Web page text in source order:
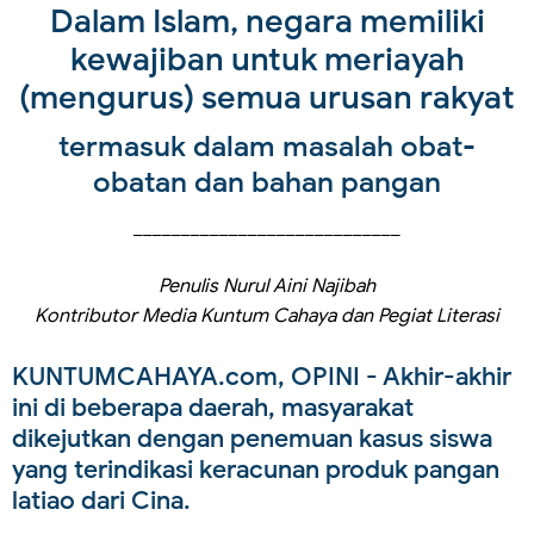
Dalam Islam, negara memiliki
kewajiban untuk meriayah
(mengurus) semua urusan rakyat
termasuk dalam masalah obat-
obatan dan bahan pangan
Penulis Nurul Aini Najibah
Kontributor Media Kuntum Cahaya dan Pegiat Literasi
KUNTUMCAHAYA.com, OPINI - Akhir-akhir
ini di beberapa daerah, masyarakat
dikejutkan dengan penemuan kasus siswa
yang terindikasi keracunan produk pangan
latiao dari Cina.